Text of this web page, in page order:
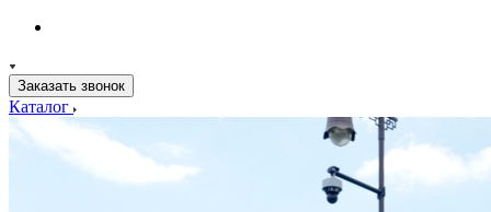
Заказать звонок
Каталог